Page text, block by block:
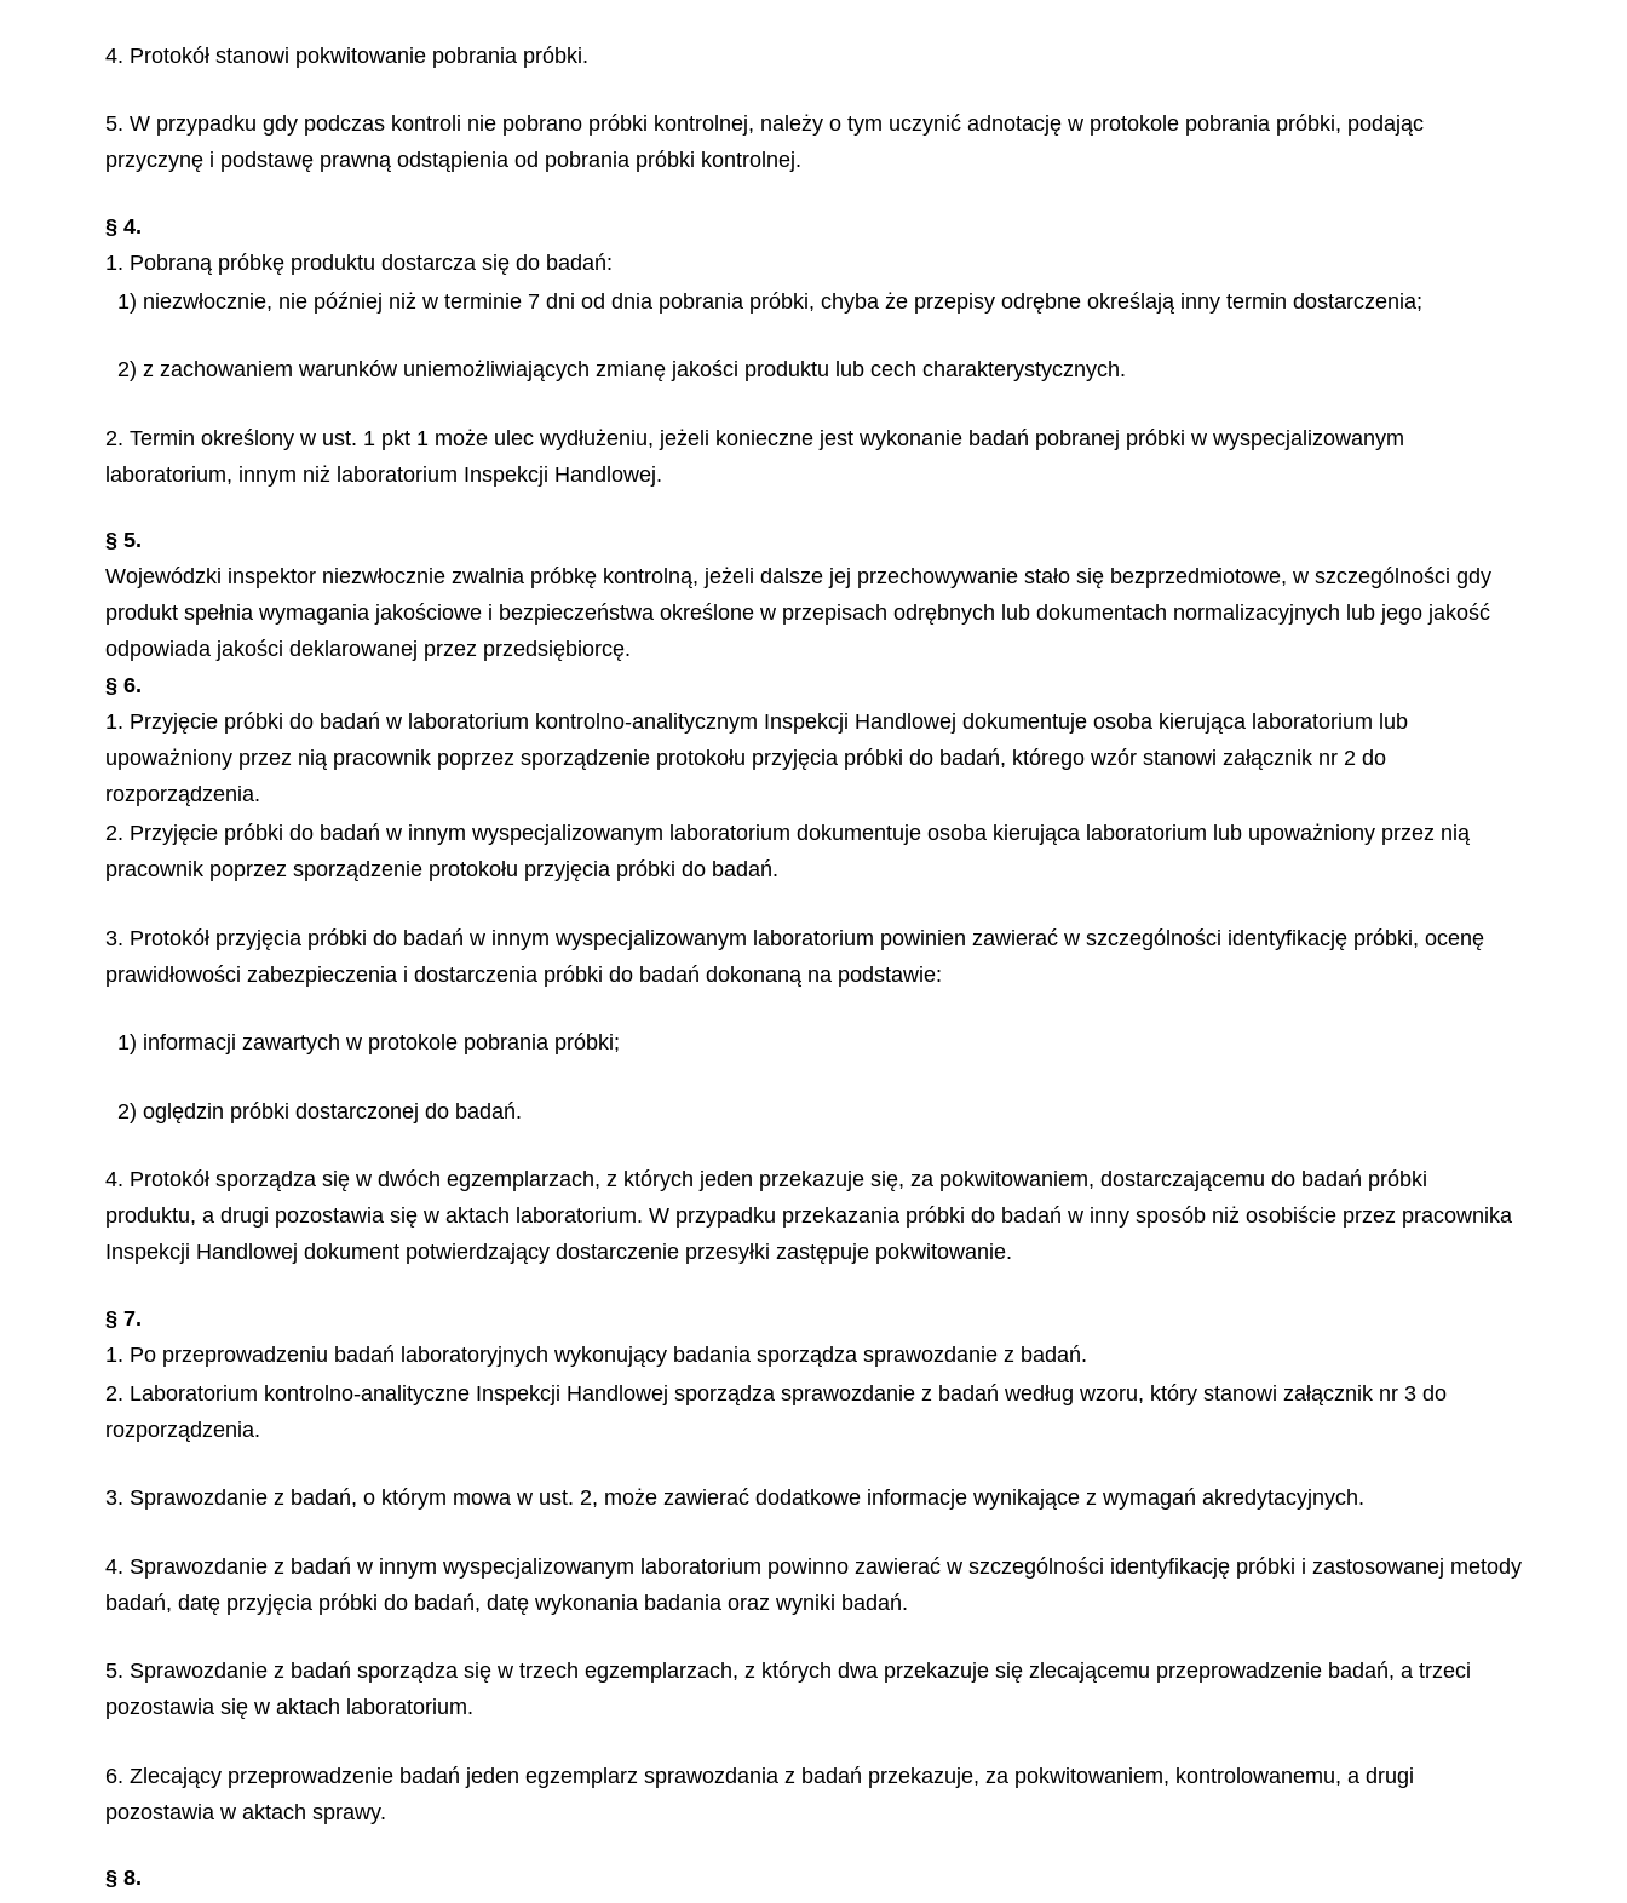
4. Protokół stanowi pokwitowanie pobrania próbki.
5. W przypadku gdy podczas kontroli nie pobrano próbki kontrolnej, należy o tym uczynić adnotację w protokole pobrania próbki, podając
przyczynę i podstawę prawną odstąpienia od pobrania próbki kontrolnej.
§ 4.
1. Pobraną próbkę produktu dostarcza się do badań:
1) niezwłocznie, nie później niż w terminie 7 dni od dnia pobrania próbki, chyba że przepisy odrębne określają inny termin dostarczenia;
2) z zachowaniem warunków uniemożliwiających zmianę jakości produktu lub cech charakterystycznych.
2. Termin określony w ust. 1 pkt 1 może ulec wydłużeniu, jeżeli konieczne jest wykonanie badań pobranej próbki w wyspecjalizowanym
laboratorium, innym niż laboratorium Inspekcji Handlowej.
§ 5.
Wojewódzki inspektor niezwłocznie zwalnia próbkę kontrolną, jeżeli dalsze jej przechowywanie stało się bezprzedmiotowe, w szczególności gdy
produkt spełnia wymagania jakościowe i bezpieczeństwa określone w przepisach odrębnych lub dokumentach normalizacyjnych lub jego jakość
odpowiada jakości deklarowanej przez przedsiębiorcę.
§ 6.
1. Przyjęcie próbki do badań w laboratorium kontrolno-analitycznym Inspekcji Handlowej dokumentuje osoba kierująca laboratorium lub
upoważniony przez nią pracownik poprzez sporządzenie protokołu przyjęcia próbki do badań, którego wzór stanowi załącznik nr 2 do
rozporządzenia.
2. Przyjęcie próbki do badań w innym wyspecjalizowanym laboratorium dokumentuje osoba kierująca laboratorium lub upoważniony przez nią
pracownik poprzez sporządzenie protokołu przyjęcia próbki do badań.
3. Protokół przyjęcia próbki do badań w innym wyspecjalizowanym laboratorium powinien zawierać w szczególności identyfikację próbki, ocenę
prawidłowości zabezpieczenia i dostarczenia próbki do badań dokonaną na podstawie:
1) informacji zawartych w protokole pobrania próbki;
2) oględzin próbki dostarczonej do badań.
4. Protokół sporządza się w dwóch egzemplarzach, z których jeden przekazuje się, za pokwitowaniem, dostarczającemu do badań próbki
produktu, a drugi pozostawia się w aktach laboratorium. W przypadku przekazania próbki do badań w inny sposób niż osobiście przez pracownika
Inspekcji Handlowej dokument potwierdzający dostarczenie przesyłki zastępuje pokwitowanie.
§ 7.
1. Po przeprowadzeniu badań laboratoryjnych wykonujący badania sporządza sprawozdanie z badań.
2. Laboratorium kontrolno-analityczne Inspekcji Handlowej sporządza sprawozdanie z badań według wzoru, który stanowi załącznik nr 3 do
rozporządzenia.
3. Sprawozdanie z badań, o którym mowa w ust. 2, może zawierać dodatkowe informacje wynikające z wymagań akredytacyjnych.
4. Sprawozdanie z badań w innym wyspecjalizowanym laboratorium powinno zawierać w szczególności identyfikację próbki i zastosowanej metody
badań, datę przyjęcia próbki do badań, datę wykonania badania oraz wyniki badań.
5. Sprawozdanie z badań sporządza się w trzech egzemplarzach, z których dwa przekazuje się zlecającemu przeprowadzenie badań, a trzeci
pozostawia się w aktach laboratorium.
6. Zlecający przeprowadzenie badań jeden egzemplarz sprawozdania z badań przekazuje, za pokwitowaniem, kontrolowanemu, a drugi
pozostawia w aktach sprawy.
§ 8.